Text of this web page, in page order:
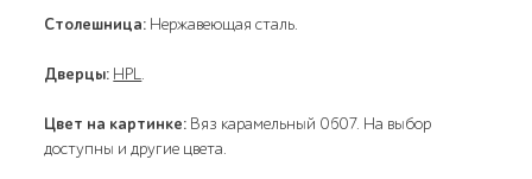
Столешница: Нержавеющая сталь.
Дверцы: HPL.
Цвет на картинке: Вяз карамельный 0607. На выбор
доступны и другие цвета.